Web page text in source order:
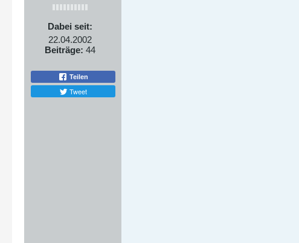
Dabei seit:
22.04.2002
Beiträge: 44
Teilen
Tweet